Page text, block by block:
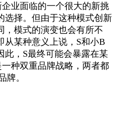
业面临的一个很大的新挑
选择。但由于这种模式创新
，模式的演变也会有所不
从某种意义上说，S和小B
此，S最终可能会暴露在某
种双重品牌战略，两者都
牌。